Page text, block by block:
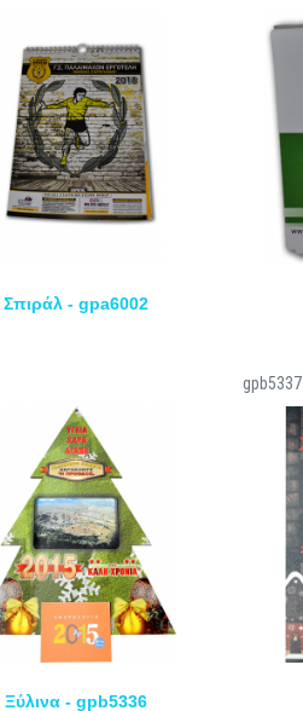
Σπιράλ - gpa6002
Ξύλινα - gpb5336
gpb5337